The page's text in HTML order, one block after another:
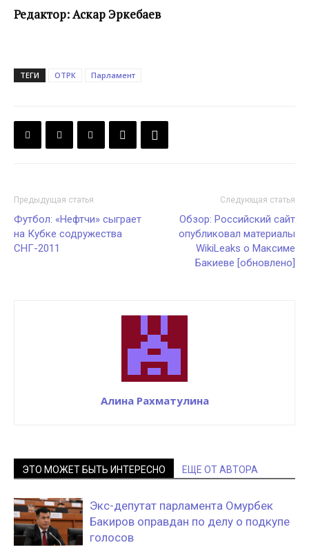
Редактор: Аскар Эркебаев
ТЕГИ ОТРК Парламент
Предыдущая статья
Футбол: «Нефтчи» сыграет
на Кубке содружества
СНГ-2011
Следующая статья
Обзор: Российский сайт
опубликовал материалы
WikiLeaks о Максиме
Бакиеве [обновлено]
Алина Рахматулина
ЭТО МОЖЕТ БЫТЬ ИНТЕРЕСНО ЕЩЕ ОТ АВТОРА
Экс-депутат парламента Омурбек
Бакиров оправдан по делу о подкупе
голосов